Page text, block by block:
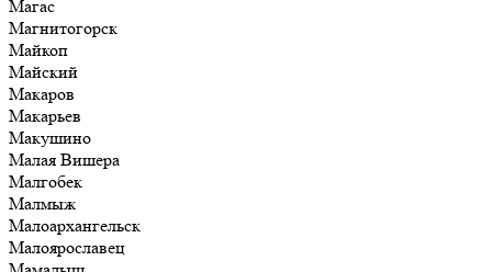
Магас
Магнитогорск
Майкоп
Майский
Макаров
Макарьев
Макушино
Малая Вишера
Малгобек
Малмыж
Малоархангельск
Малоярославец